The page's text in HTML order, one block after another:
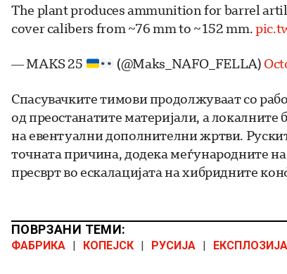
The plant produces ammunition for barrel
cover calibers from ~76 mm to ~152 mm.
— MAKS 25 (@Maks_NAFO_FELLA)
Спасувачките тимови продолжуваат со
од преостанатите материјали, а локалните
на евентуални дополнителни жртви.
точната причина, додека меѓународните
пресврт во ескалацијата на хибридните
ПОВРЗАНИ ТЕМИ:
ФАБРИКА | КОПЕЈСК | РУСИЈА | ЕКСПЛОЗИЈА